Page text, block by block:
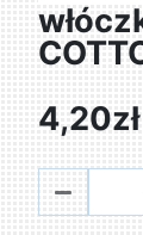
4,20zł